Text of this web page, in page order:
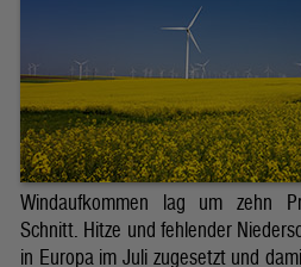
Windaufkommen lag um zehn
Schnitt. Hitze und fehlender
in Europa im Juli zugesetzt und